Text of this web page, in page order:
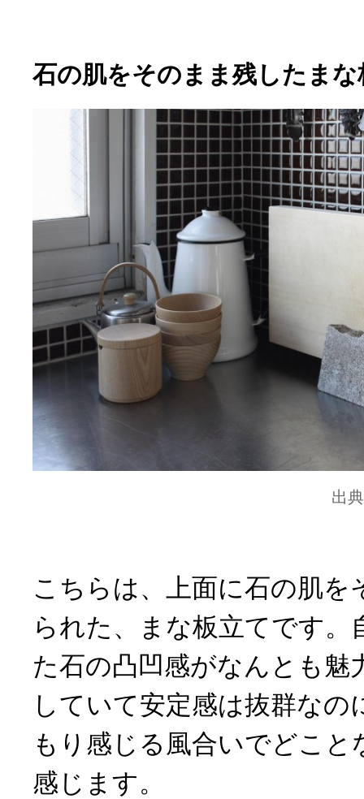
石の肌をそのまま残したまな
出
こちらは、上面に石の肌を
られた、まな板立てです。
た石の凸凹感がなんとも魅
していて安定感は抜群なの
もり感じる風合いでどこ
感じます。